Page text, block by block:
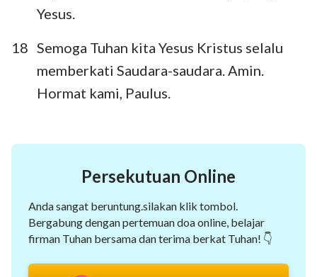
Yesus.
18 Semoga Tuhan kita Yesus Kristus selalu
memberkati Saudara-saudara. Amin.
Hormat kami, Paulus.
Persekutuan Online
Anda sangat beruntung.silakan klik tombol.
Bergabung dengan pertemuan doa online, belajar
firman Tuhan bersama dan terima berkat Tuhan! 👇